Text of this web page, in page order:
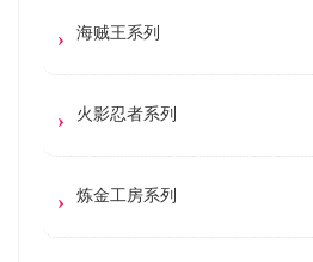
海贼王系列
火影忍者系列
炼金工房系列